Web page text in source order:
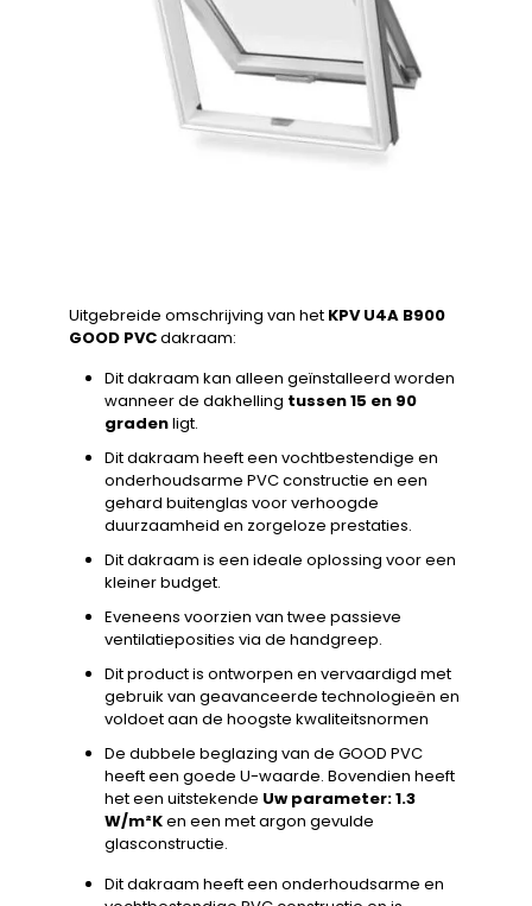
Uitgebreide omschrijving van het KPV U4A B900
GOOD PVCdakraam:
Dit dakraam kan alleen geïnstalleerd worden
wanneer de dakhelling tussen 15 en 90
gradenligt.
Dit dakraam heeft een vochtbestendige en
onderhoudsarme PVC constructie en een
gehard buitenglas voor verhoogde
duurzaamheid en zorgeloze prestaties.
Dit dakraam is een ideale oplossing voor een
kleiner budget.
Eveneens voorzien van twee passieve
ventilatieposities via de handgreep.
Dit product is ontworpen en vervaardigd met
gebruik van geavanceerde technologieën en
voldoet aan de hoogste kwaliteitsnormen
De dubbele beglazing van de GOOD PVC
heeft een goede U-waarde. Bovendien heeft
het een uitstekende Uw parameter: 1.3
W/m²Ken een met argon gevulde
glasconstructie.
Dit dakraam heeft een onderhoudsarme en